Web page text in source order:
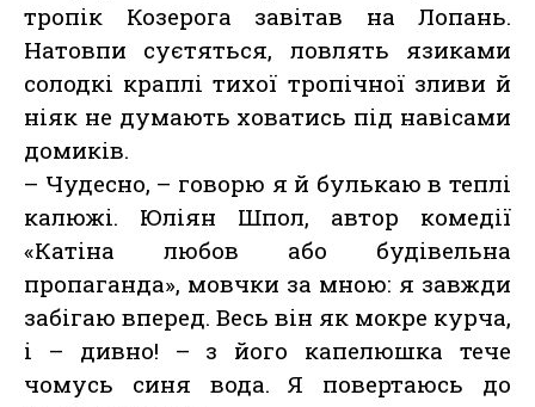
тропік Козерога завітав на Лопань.
Натовпи суєтяться, ловлять язиками
солодкі краплі тихої тропічної зливи й
ніяк не думають ховатись під навісами
домиків.
– Чудесно, – говорю я й булькаю в теплі
калюжі. Юліян Шпол, автор комедії
«Катіна любов або будівельна
пропаганда», мовчки за мною: я завжди
забігаю вперед. Весь він як мокре курча,
і – дивно! – з його капелюшка тече
чомусь синя вода. Я повертаюсь до